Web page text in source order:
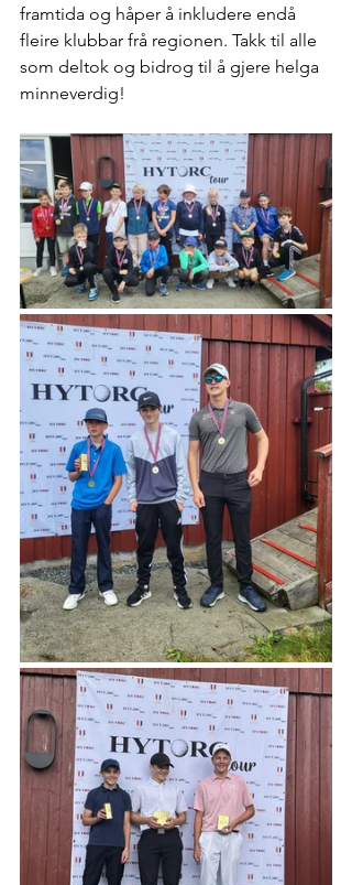
framtida og håper å inkludere endå
fleire klubbar frå regionen. Takk til alle
som deltok og bidrog til å gjere helga
minneverdig!